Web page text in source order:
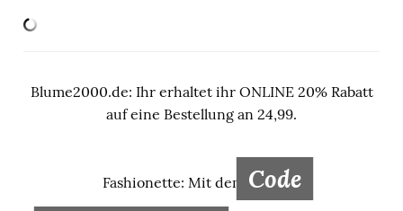
Blume2000.de: Ihr erhaltet ihr ONLINE 20% Rabatt
auf eine Bestellung an 24,99.
Fashionette: Mit dem Code